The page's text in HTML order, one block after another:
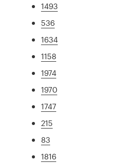
1493
536
1634
1158
1974
1970
1747
215
83
1816